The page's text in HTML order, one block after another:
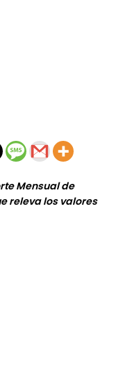
Mensual de
releva los valores